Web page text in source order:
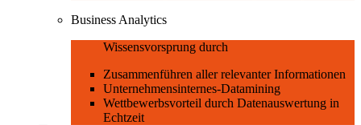
Business Analytics
Wissensvorsprung durch
Zusammenführen aller relevanter Informationen
Unternehmensinternes-Datamining
Wettbewerbsvorteil durch Datenauswertung in
Echtzeit